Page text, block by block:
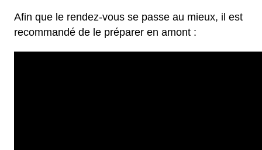
Afin que le rendez-vous se passe au mieux, il est
recommandé de le préparer en amont :